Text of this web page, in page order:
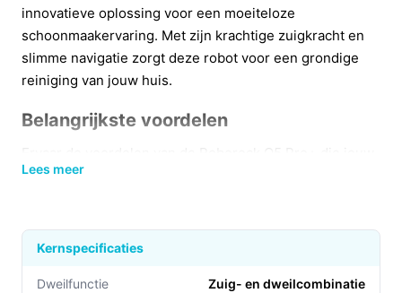
innovatieve oplossing voor een moeiteloze
schoonmaakervaring. Met zijn krachtige zuigkracht en
slimme navigatie zorgt deze robot voor een grondige
reiniging van jouw huis.
Belangrijkste voordelen
schoonmaakroutine vereenvoudigen:
zelfs de kleinste stofdeeltjes en haren, ideaal voor
gezinnen met huisdieren.
240 minuten batterijduur:Dankzij de lange
Lees meer
Kernspecificaties
Dweilfunctie Zuig- en dweilcombinatie​